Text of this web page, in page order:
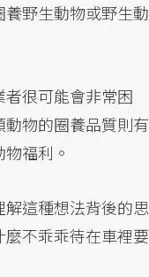
野生動物或野生動
很可能會非常困
物的圈養品質則有
福利。
這種想法背後的思
不乖乖待在車裡要